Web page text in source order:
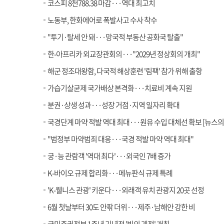
코스피 8천788.38 마감···역대 최고치
노동부, 한화에어로 폭발사고 수사 착수
"투기·탈세 안 돼···망국적 부동산 공화국 탈출"
한-아프리카 외교장관회의···"2029년 정상회의 개최"
해군 정조대왕함, 다국적 해상훈련 '림팩' 참가 위해 출항
가습기살균제 국가배상 본격화···치료비 계속 지원
분권·상생 성과···성장 거점·지역 일자리 확대
국경단계 마약 적발 역대 최대···원유 수입 대체선 확보 [뉴스
"범정부 마약범죄 대응···국경 적발 마약 역대 최대"
궁·능 관람객 '역대 최다'···외국인 7배 증가
K-바이오 규제 합리화···메뉴판식 규제 특례
'K-웰니스 관광' 키운다···외래객 유치 관광지 20곳 선정
6월 첫날부터 30도 안팎 더위···제주·남해안 강한 비